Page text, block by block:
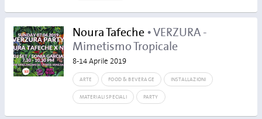
Noura Tafeche• VERZURA -
Mimetismo Tropicale
8-14 Aprile 2019
ARTE FOOD & BEVERAGE INSTALLAZIONI
MATERIALI SPECIALI PARTY